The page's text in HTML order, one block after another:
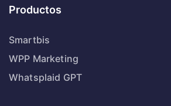
Productos
Smartbis
WPP Marketing
Whatsplaid GPT